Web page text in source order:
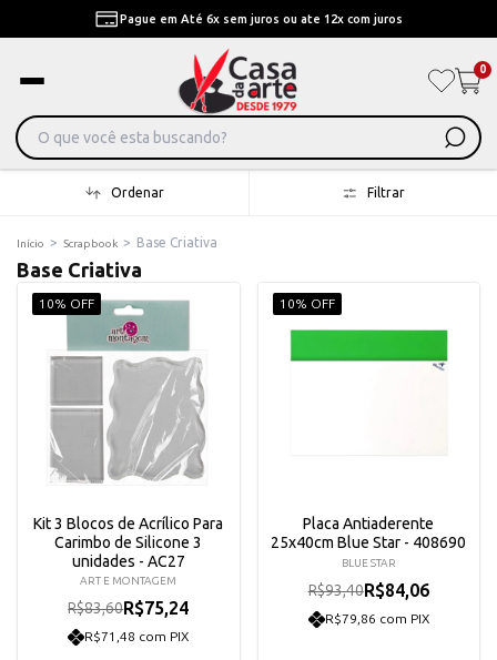
Pague em Até 6x sem juros ou ate 12x com juros
0
Ordenar Filtrar
Início > Scrapbook > Base Criativa
Base Criativa
10% OFF
Kit 3 Blocos de Acrílico Para
Carimbo de Silicone 3
unidades - AC27
ART E MONTAGEM
R$83,60R$75,24
R$71,48 com PIX
10% OFF
Placa Antiaderente
25x40cm Blue Star - 408690
BLUE STAR
R$93,40R$84,06
R$79,86 com PIX